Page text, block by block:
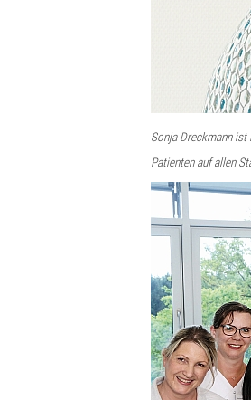
Sonja Dreckmann ist
Patienten auf allen